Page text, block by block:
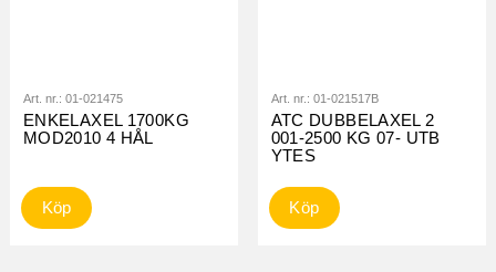
Art. nr.: 01-021475
ENKELAXEL 1700KG
MOD2010 4 HÅL
Köp
Art. nr.: 01-021517B
ATC DUBBELAXEL 2
001-2500 KG 07- UTB
YTES
Köp